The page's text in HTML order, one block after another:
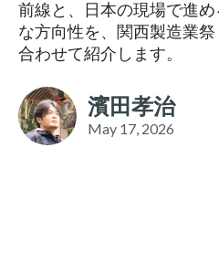
前線と、日本の現場で進
な方向性を、関西製造業
合わせて紹介します。
濱田孝治
May 17, 2026